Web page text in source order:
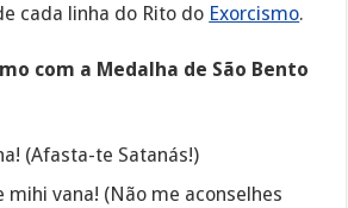
cada linha do Rito do Exorcismo.
com a Medalha de São Bento
(Afasta-te Satanás!)
mihi vana! (Não me aconselhes